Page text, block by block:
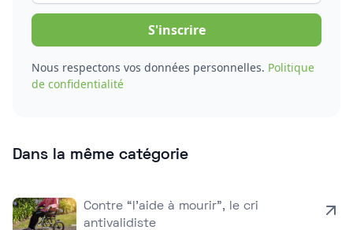
Nous respectons vos données personnelles. Politique
de confidentialité
Dans la même catégorie
Contre “l’aide à mourir”, le cri
antivalidiste